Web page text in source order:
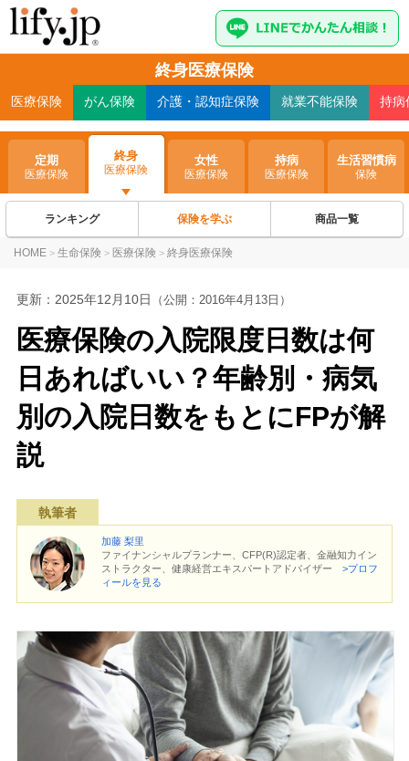
医療保険 がん保険 介護・認知症保険 就業不能保険 持病
定期
医療保険
終身
医療保険
女性
医療保険
持病
医療保険
生活習慣病
保険
終身医療保険
ランキング 保険を学ぶ 商品一覧
HOME > 生命保険 > 医療保険 > 終身医療保険
更新： 2025年12月10日 （公開：2016年4月13日）
医療保険の入院限度日数は何
日あればいい？年齢別・病気
別の入院日数をもとにFPが解
説
執筆者
加藤 梨里
ファイナンシャルプランナー、CFP(R)認定者、金融知力イン
ストラクター、健康経営エキスパートアドバイザー >プロフ
ィールを見る